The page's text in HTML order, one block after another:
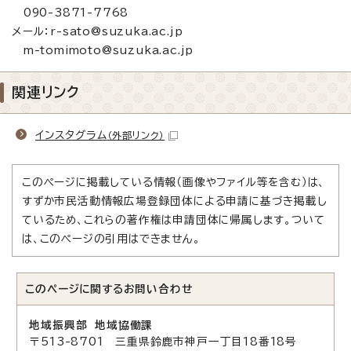
090-3871-7768
メール：r-sato@suzuka.ac.jp
m-tomimoto@suzuka.ac.jp
関連リンク
インスタグラム （外部リンク）
このページに掲載している情報（画像やファイル等を含む）は、
すずか市民活動情報広場登録団体による申請に基づき掲載し
ているため、これらの著作権は申請団体に帰属します。ついて
は、このページの引用はできません。
このページに関する お問い合わせ
地域振興部 地域協働課
〒513-8701 三重県鈴鹿市神戸一丁目18番18号